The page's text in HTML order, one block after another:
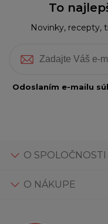
To
Novinky, recepty,
Odoslaním e-mailu
O SPOLOČNOSTI
O NÁKUPE